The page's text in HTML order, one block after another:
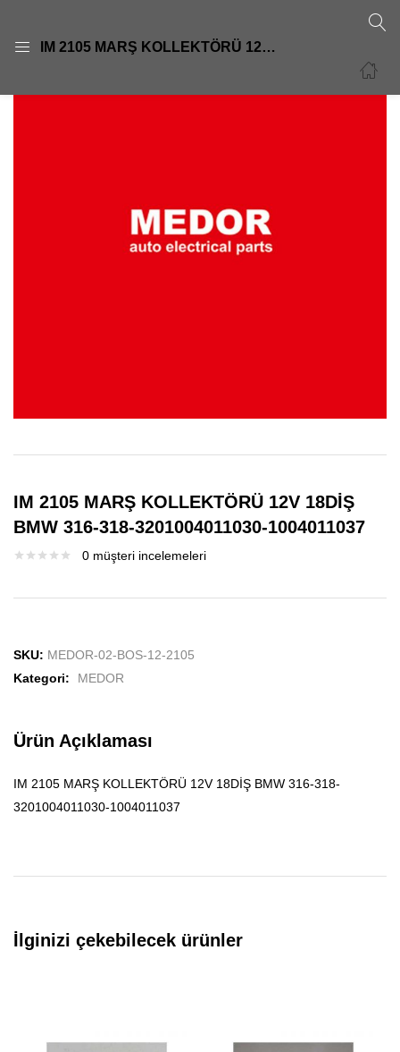
IM 2105 MARŞ KOLLEKTÖRÜ 12V 18DİŞ BMW 316-318-3201004011030-1004011037
IM 2105 MARŞ KOLLEKTÖRÜ 12V 18DİŞ
BMW 316-318-3201004011030-1004011037
0 müşteri incelemeleri
SKU: MEDOR-02-BOS-12-2105
Kategori:
MEDOR
Ürün Açıklaması
IM 2105 MARŞ KOLLEKTÖRÜ 12V 18DİŞ BMW 316-318-
3201004011030-1004011037
İlginizi çekebilecek ürünler